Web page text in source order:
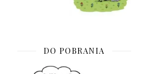
DO POBRANIA